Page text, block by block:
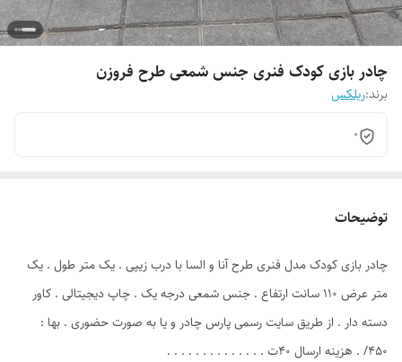
چادر بازی کودک فنری جنس شمعی طرح فروزن
برند:ریلکس
0
توضیحات
چادر بازی کودک مدل فنری طرح آنا و السا با درب زیپی . یک متر طول . یک
متر عرض ۱۱۰ سانت ارتفاع . جنس شمعی درجه یک . چاپ دیجیتالی . کاور
دسته دار . از طریق سایت رسمی پارس چادر و یا به صورت حضوری . بها :
۴۵۰/ . هزینه ارسال ۴۰ت . . . . . . . . . . . . . .